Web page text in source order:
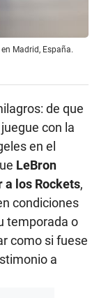
Madrid, España.
de que
con la
en el
LeBron
a los Rockets,
condiciones
temporada o
como si fuese
a